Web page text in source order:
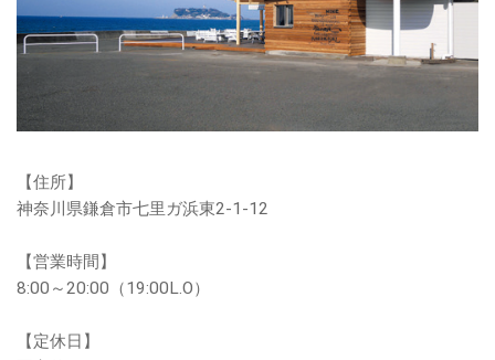
【住所】
神奈川県鎌倉市七里ガ浜東2-1-12
【営業時間】
8:00～20:00（19:00L.O）
【定休日】